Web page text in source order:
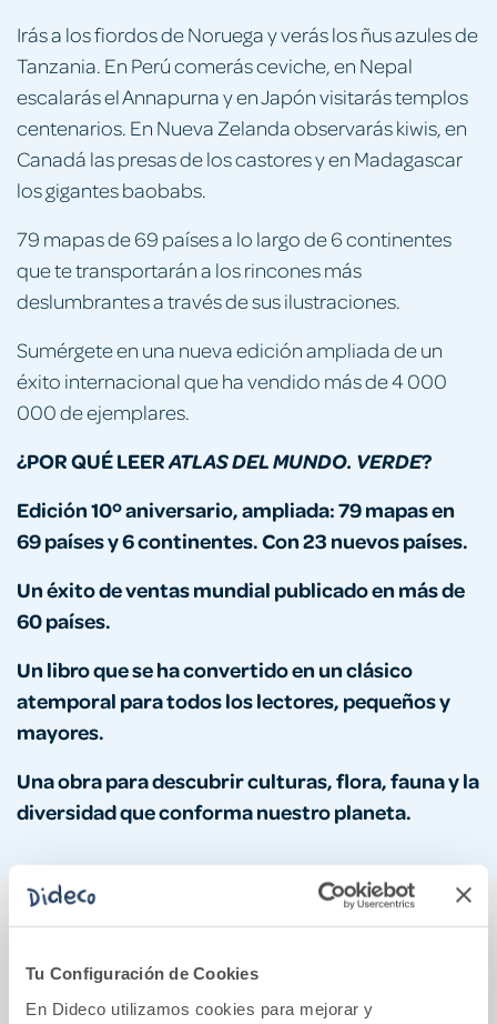
Tu Configuración de Cookies
En Dideco utilizamos cookies para mejorar y
Irás a los fiordos de Noruega y verás los ñus azules de
Tanzania. En Perú comerás ceviche, en Nepal
escalarás el Annapurna y en Japón visitarás templos
centenarios. En Nueva Zelanda observarás kiwis, en
Canadá las presas de los castores y en Madagascar
los gigantes baobabs.
79 mapas de 69 países a lo largo de 6 continentes
que te transportarán a los rincones más
deslumbrantes a través de sus ilustraciones.
Sumérgete en una nueva edición ampliada de un
éxito internacional que ha vendido más de 4 000
000 de ejemplares.
¿POR QUÉ LEERATLAS DEL MUNDO. VERDE?
Edición 10º aniversario, ampliada: 79 mapas en
69 países y 6 continentes. Con 23 nuevos países.
Un éxito de ventas mundial publicado en más de
60 países.
Un libro que se ha convertido en un clásico
atemporal para todos los lectores, pequeños y
mayores.
Una obra para descubrir culturas, flora, fauna y la
diversidad que conforma nuestro planeta.
También podría gustarte...